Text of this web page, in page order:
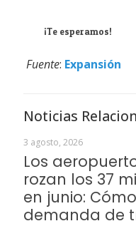
¡Te esperamos!
Fuente: Expansión
Noticias
3 agosto, 2026
Los
rozan los 37
en junio:
demanda de